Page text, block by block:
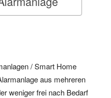
/ Smart Home
aus mehreren
weniger frei nach Bedarf